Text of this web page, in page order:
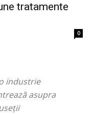
tratamente
0
industrie
asupra